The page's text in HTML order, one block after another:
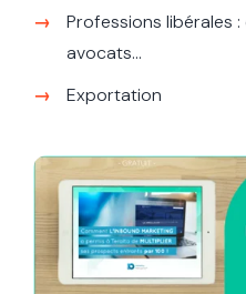
Professions libérales
avocats...
Exportation